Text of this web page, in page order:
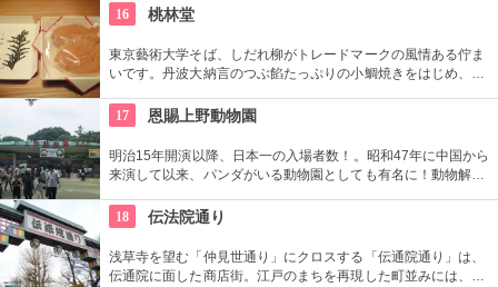
な方、ファッション業界の方、ファッションを学ぶ方、必見で
す。
16 桃林堂
東京藝術大学そば、しだれ柳がトレードマークの風情ある佇ま
いです。丹波大納言のつぶ餡たっぷりの小鯛焼きをはじめ、水
ます。お抹茶をいただきながら店内でも。
17 恩賜上野動物園
明治15年開演以降、日本一の入場者数！。昭和47年に中国から
来演して以来、パンダがいる動物園としても有名に！動物解説
18
伝法院通り
浅草寺を望む「仲見世通り」にクロスする「伝通院通り」は、
伝通院に面した商店街。江戸のまちを再現した町並みには、屋